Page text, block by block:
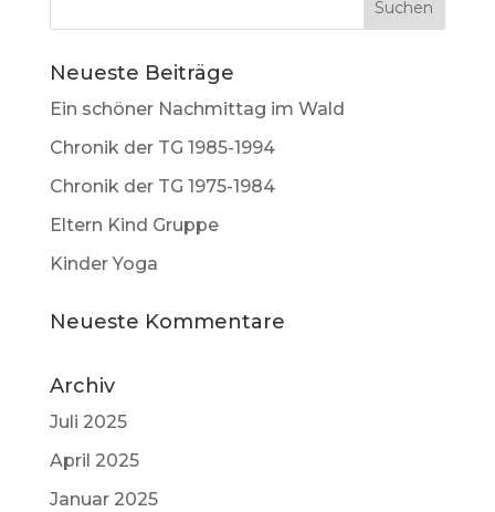
Neueste Beiträge
Ein schöner Nachmittag im Wald
Chronik der TG 1985-1994
Chronik der TG 1975-1984
Eltern Kind Gruppe
Kinder Yoga
Neueste Kommentare
Archiv
Juli 2025
April 2025
Januar 2025